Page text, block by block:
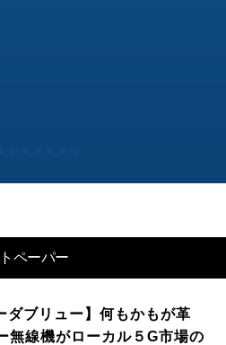
ペーパー
ダブリュー】何もかもが革
無線機がローカル５G市場の